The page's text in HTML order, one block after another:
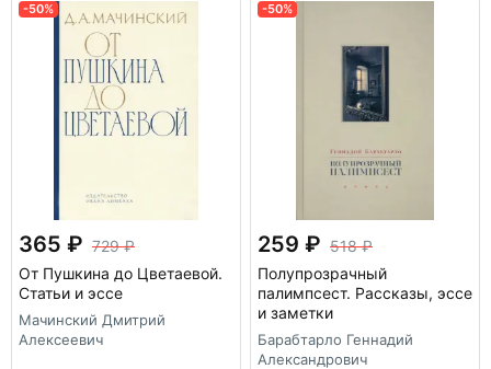
-50%
365
729
От Пушкина до Цветаевой.
Статьи и эссе
Мачинский Дмитрий
Алексеевич
-50%
259
518
Полупрозрачный
палимпсест. Рассказы, эссе
и заметки
Барабтарло Геннадий
Александрович